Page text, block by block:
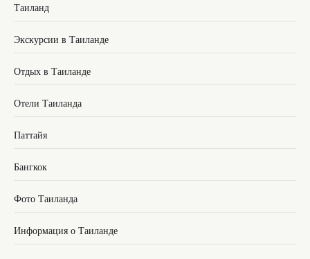
Таиланд
Экскурсии в Таиланде
Отдых в Таиланде
Отели Таиланда
Паттайя
Бангкок
Фото Таиланда
Информация о Таиланде